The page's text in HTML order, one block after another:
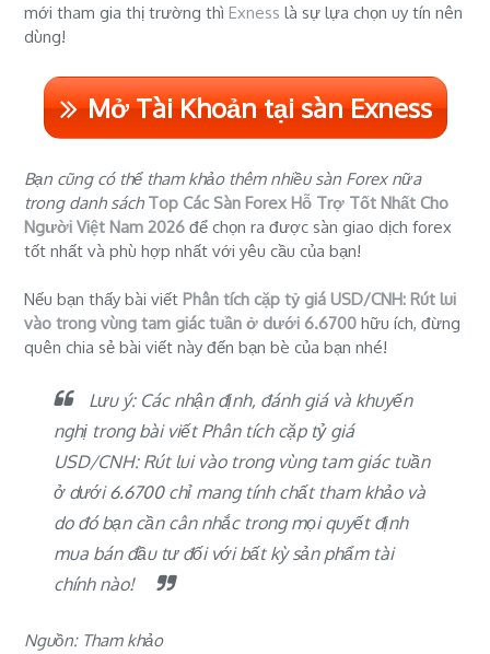
mới tham gia thị trường thìExness là sự lựa chọn uy tín nên
dùng!
Mở Tài Khoản tại sàn Exness
Bạn cũng có thể tham khảo thêm nhiều sàn Forex nữa
trong danh sách Top Các Sàn Forex Hỗ Trợ Tốt Nhất Cho
Người Việt Nam 2026 để chọn ra được sàn giao dịch forex
tốt nhất và phù hợp nhất với yêu cầu của bạn!
Nếu bạn thấy bài viếtPhân tích cặp tỷ giá USD/CNH: Rút lui
vào trong vùng tam giác tuần ở dưới 6.6700 hữu ích, đừng
quên chia sẻ bài viết này đến bạn bè của bạn nhé!
Lưu ý: Các nhận định, đánh giá và khuyến
nghị trong bài viết Phân tích cặp tỷ giá
USD/CNH: Rút lui vào trong vùng tam giác tuần
ở dưới 6.6700 chỉ mang tính chất tham khảo và
do đó bạn cần cân nhắc trong mọi quyết định
mua bán đầu tư đối với bất kỳ sản phẩm tài
chính nào!
Nguồn: Tham khảo